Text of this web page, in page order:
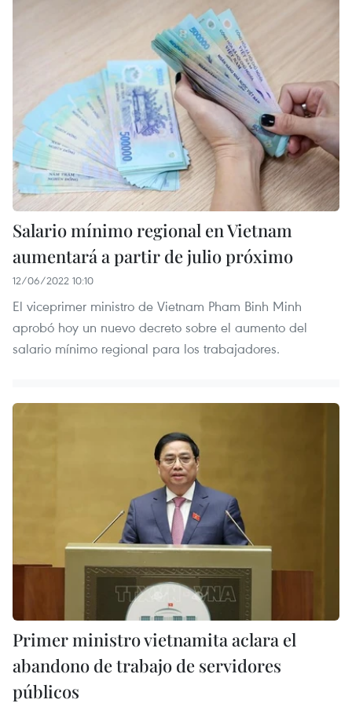
Salario mínimo regional en Vietnam
aumentará a partir de julio próximo
12/06/2022 10:10
El viceprimer ministro de Vietnam Pham Binh Minh
aprobó hoy un nuevo decreto sobre el aumento del
salario mínimo regional para los trabajadores.
Primer ministro vietnamita aclara el
abandono de trabajo de servidores
públicos